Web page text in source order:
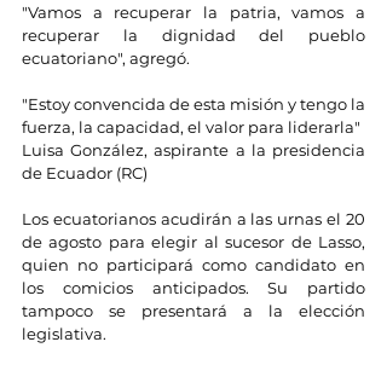
"Vamos a recuperar la patria, vamos a
recuperar la dignidad del pueblo
ecuatoriano", agregó.
"Estoy convencida de esta misión y tengo la
fuerza, la capacidad, el valor para liderarla"
Luisa González, aspirante a la presidencia
de Ecuador (RC)
Los ecuatorianos acudirán a las urnas el 20
de agosto para elegir al sucesor de Lasso,
quien no participará como candidato en
los comicios anticipados. Su partido
tampoco se presentará a la elección
legislativa.